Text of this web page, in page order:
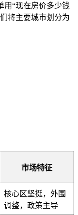
用“现在房价多少钱
将主要城市划分为
市场特征
核心区坚挺，外围
调整，政策主导